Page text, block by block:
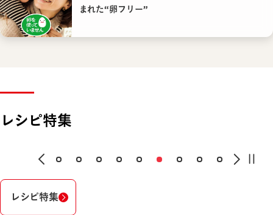
まれた“卵フリー”
レシピ特集
レシピ特集